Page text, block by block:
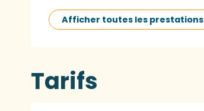
Afficher toutes les prestations
Tarifs